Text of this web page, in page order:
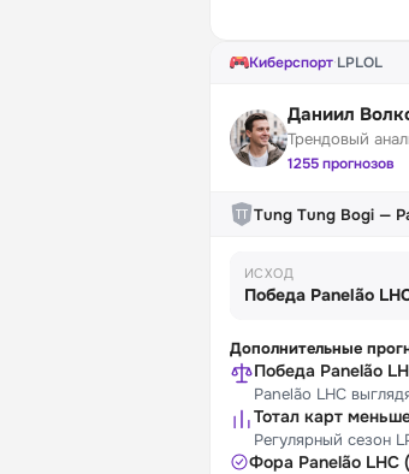
Киберспорт·LPLOL
Даниил
Трендовый
1255 прогнозов
Tung Tung Bogi —
ИСХОД
Победа Panelão
Дополнительные
Победа Panelão
Panelão LHC
Тотал карт
Регулярный сезон
Фора Panelão LHC